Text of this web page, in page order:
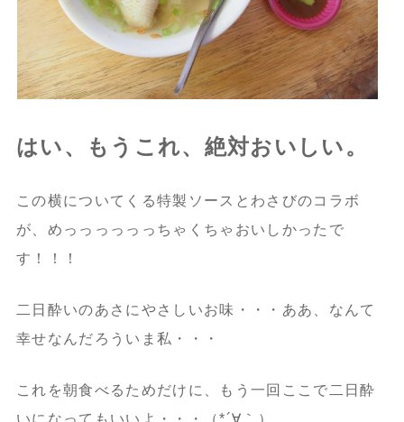
はい、もうこれ、絶対おいしい。
この横についてくる特製ソースとわさびのコラボ
が、めっっっっっっちゃくちゃおいしかったで
す！！！
二日酔いのあさにやさしいお味・・・ああ、なんて
幸せなんだろういま私・・・
これを朝食べるためだけに、もう一回ここで二日酔
いになってもいいよ・・・（*´∀｀）